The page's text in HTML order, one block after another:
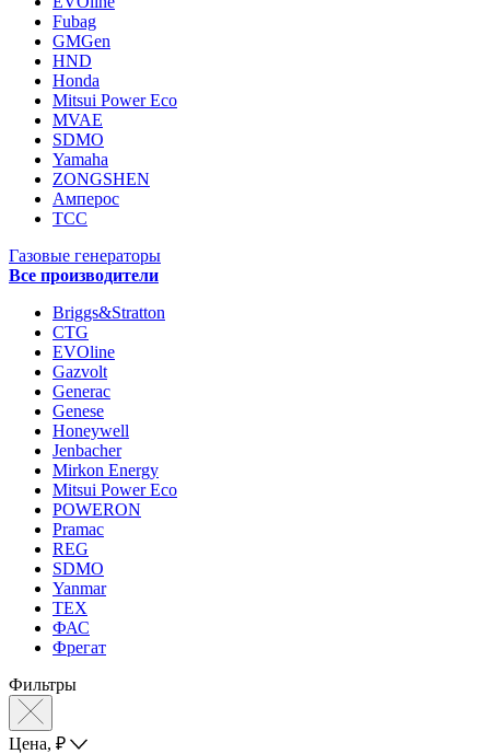
Fubag
GMGen
HND
Honda
Mitsui Power Eco
MVAE
SDMO
Yamaha
ZONGSHEN
Амперос
ТСС
Газовые генераторы
Все производители
Briggs&Stratton
CTG
EVOline
Gazvolt
Generac
Genese
Honeywell
Jenbacher
Mirkon Energy
Mitsui Power Eco
POWERON
Pramac
REG
SDMO
Yanmar
ТЕХ
ФАС
Фрегат
Фильтры
Цена, ₽